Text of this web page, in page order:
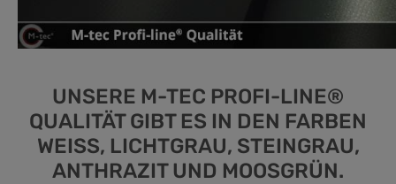
UNSERE M-TEC PROFI-LINE®
QUALITÄT GIBT ES IN DEN FARBEN
WEISS, LICHTGRAU, STEINGRAU,
ANTHRAZIT UND MOOSGRÜN.